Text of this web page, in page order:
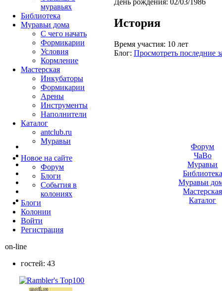
История
Время участия: 10 лет
Блог: Просмотреть последние
муравьях
Библиотека
Муравьи дома
С чего начать
Формикарии
Условия
Кормление
Мастерская
Инкубаторы
Формикарии
Арены
Инструменты
Наполнители
Каталог
antclub.ru
Муравьи
Новое на сайте
Форум
Блоги
События в
колониях
Блоги
Колонии
Войти
Peгиcтpaция
on-line
гостей: 43
Форум
ЧаВо
Муравьи
Библиотека
Муравьи
Мастерская
Каталог